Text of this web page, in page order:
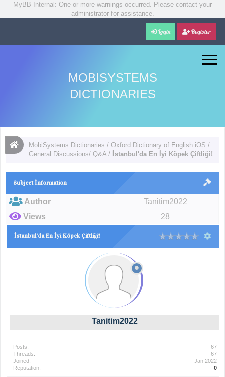
MyBB Internal: One or more warnings occurred. Please contact your
administrator for assistance.
Login Register
MOBISYSTEMS
DICTIONARIES
MobiSystems Dictionaries /Oxford Dictionary of English iOS /
General Discussions/ Q&A / İstanbul'da En İyi Köpek Çiftliği!
Subject İnformation
Author
Tanitim2022
Views
28
İstanbul'da En İyi Köpek Çiftliği!
Tanitim2022
Posts:
67
Threads:
67
Joined:
Jan 2022
Reputation:
0